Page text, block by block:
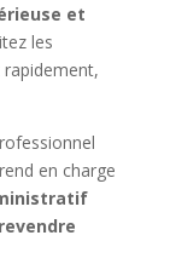
et
les
en charge
revendre